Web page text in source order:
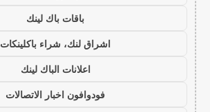
باقات باك لينك
اشراق لنك، شراء باكلينكات
اعلانات الباك لينك
فودوافون اخبار الاتصالات